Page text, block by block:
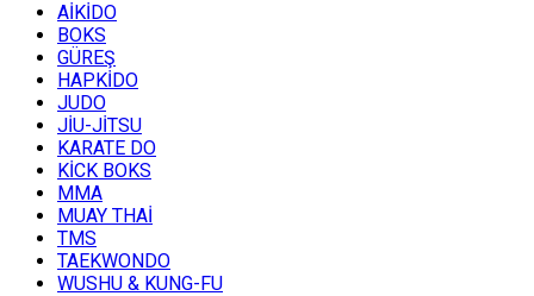
AİKİDO
BOKS
GÜREŞ
HAPKİDO
JUDO
JİU-JİTSU
KARATE DO
KİCK BOKS
MMA
MUAY THAİ
TMS
TAEKWONDO
WUSHU & KUNG-FU